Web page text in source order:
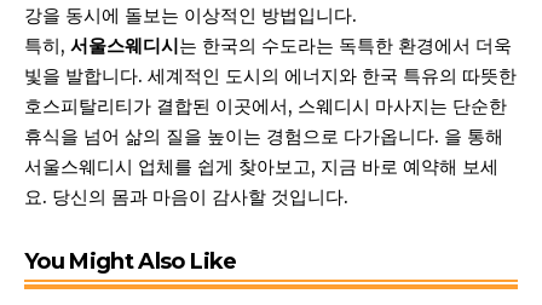
강을 동시에 돌보는 이상적인 방법입니다.
특히, 서울스웨디시는 한국의 수도라는 독특한 환경에서 더욱
빛을 발합니다. 세계적인 도시의 에너지와 한국 특유의 따뜻한
호스피탈리티가 결합된 이곳에서, 스웨디시 마사지는 단순한
휴식을 넘어 삶의 질을 높이는 경험으로 다가옵니다. 을 통해
서울스웨디시 업체를 쉽게 찾아보고, 지금 바로 예약해 보세
요. 당신의 몸과 마음이 감사할 것입니다.
You Might Also Like